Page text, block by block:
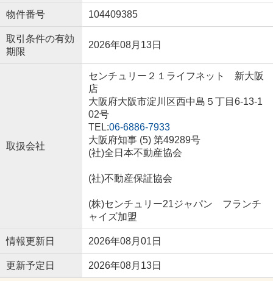
物件番号 104409385
取引条件の有効
期限
2026年08月13日
取扱会社
センチュリー２１ライフネット 新大阪
店
大阪府大阪市淀川区西中島５丁目6-13-1
02号
TEL:06-6886-7933
大阪府知事 (5) 第49289号
(社)全日本不動産協会
(社)不動産保証協会
(株)センチュリー21ジャパン フランチ
ャイズ加盟
情報更新日 2026年08月01日
更新予定日 2026年08月13日